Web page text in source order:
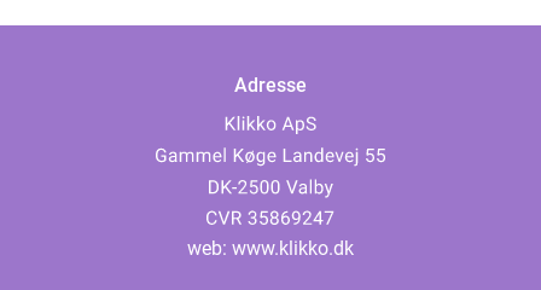
Adresse
web: www.klikko.dk